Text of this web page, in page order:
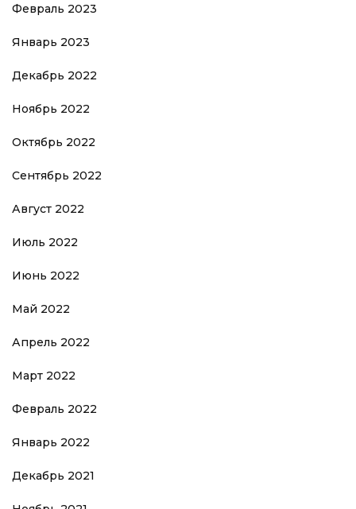
Февраль 2023
Январь 2023
Декабрь 2022
Ноябрь 2022
Октябрь 2022
Сентябрь 2022
Август 2022
Июль 2022
Июнь 2022
Май 2022
Апрель 2022
Март 2022
Февраль 2022
Январь 2022
Декабрь 2021